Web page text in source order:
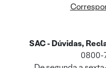
SAC - Dúvidas,
0800-